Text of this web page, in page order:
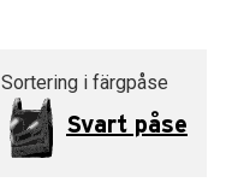
Sortering i färgpåse
Svart påse